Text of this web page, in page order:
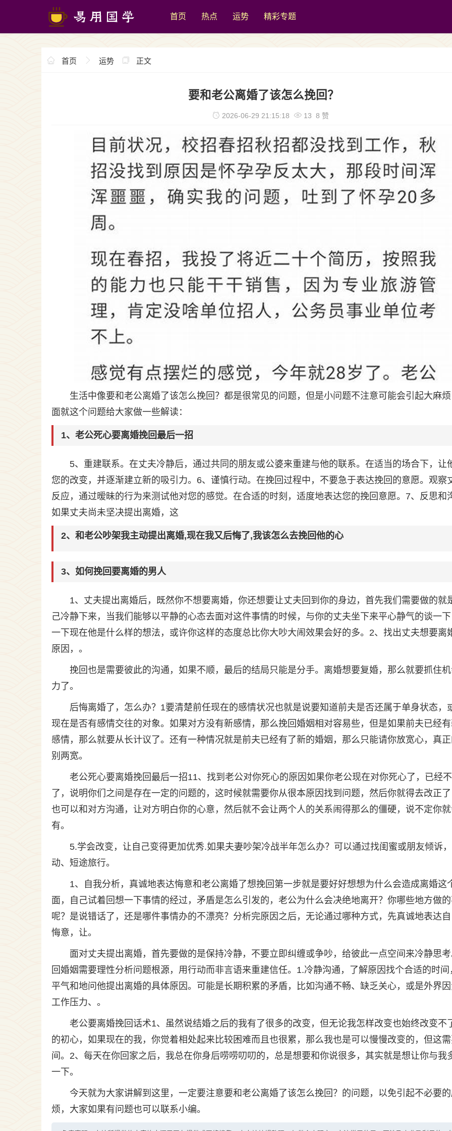
首页 热点 运势 精彩专题
首页 运势 正文
要和老公离婚了该怎么挽回？
2026-06-29 21:15:18 13 8 赞
生活中像要和老公离婚了该怎么挽回？都是很常见的问题，但是小问题不注意可能会引起大麻
面就这个问题给大家做一些解读：
1、老公死心要离婚挽回最后一招
5、重建联系。在丈夫冷静后，通过共同的朋友或公婆来重建与他的联系。在适当的场合下，让
您的改变，并逐渐建立新的吸引力。6、谨慎行动。在挽回过程中，不要急于表达挽回的意愿。观察
反应，通过暧昧的行为来测试他对您的感觉。在合适的时刻，适度地表达您的挽回意愿。7、反思和
如果丈夫尚未坚决提出离婚，这
2、和老公吵架我主动提出离婚,现在我又后悔了,我该怎么去挽回他的心
3、如何挽回要离婚的男人
1、丈夫提出离婚后，既然你不想要离婚，你还想要让丈夫回到你的身边，首先我们需要做的就
己冷静下来，当我们能够以平静的心态去面对这件事情的时候，与你的丈夫坐下来平心静气的谈一
一下现在他是什么样的想法，或许你这样的态度总比你大吵大闹效果会好的多。2、找出丈夫想要离
原因，。
挽回也是需要彼此的沟通，如果不顺，最后的结局只能是分手。离婚想要复婚，那么就要抓住
力了。
后悔离婚了，怎么办？1要清楚前任现在的感情状况也就是说要知道前夫是否还属于单身状态，
现在是否有感情交往的对象。如果对方没有新感情，那么挽回婚姻相对容易些，但是如果前夫已经
感情，那么就要从长计议了。还有一种情况就是前夫已经有了新的婚姻，那么只能请你放宽心，真
别两宽。
老公死心要离婚挽回最后一招11、找到老公对你死心的原因如果你老公现在对你死心了，已经
了，说明你们之间是存在一定的问题的，这时候就需要你从很本原因找到问题，然后你就得去改正
也可以和对方沟通，让对方明白你的心意，然后就不会让两个人的关系闹得那么的僵硬，说不定你
有。
5.学会改变，让自己变得更加优秀.如果夫妻吵架冷战半年怎么办？可以通过找闺蜜或朋友倾诉
动、短途旅行。
1、自我分析，真诚地表达悔意和老公离婚了想挽回第一步就是要好好想想为什么会造成离婚这
面，自己试着回想一下事情的经过，矛盾是怎么引发的，老公为什么会决绝地离开？你哪些地方做
呢？是说错话了，还是哪件事情办的不漂亮？分析完原因之后，无论通过哪种方式，先真诚地表达
悔意，让。
面对丈夫提出离婚，首先要做的是保持冷静，不要立即纠缠或争吵，给彼此一点空间来冷静思
回婚姻需要理性分析问题根源，用行动而非言语来重建信任。1.冷静沟通，了解原因找个合适的时间
平气和地问他提出离婚的具体原因。可能是长期积累的矛盾，比如沟通不畅、缺乏关心，或是外界
工作压力、。
老公要离婚挽回话术1、虽然说结婚之后的我有了很多的改变，但无论我怎样改变也始终改变不
的初心，如果现在的我，你觉着相处起来比较困难而且也很累，那么我也是可以慢慢改变的，但这
间。2、每天在你回家之后，我总在你身后唠唠叨叨的，总是想要和你说很多，其实就是想让你与我
一下。
今天就为大家讲解到这里，一定要注意要和老公离婚了该怎么挽回？的问题，以免引起不必要
烦，大家如果有问题也可以联系小编。